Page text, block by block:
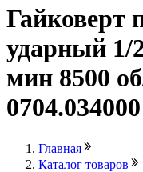
Гайковерт
ударный
мин 8500
0704.034000
Главная
Каталог товаров